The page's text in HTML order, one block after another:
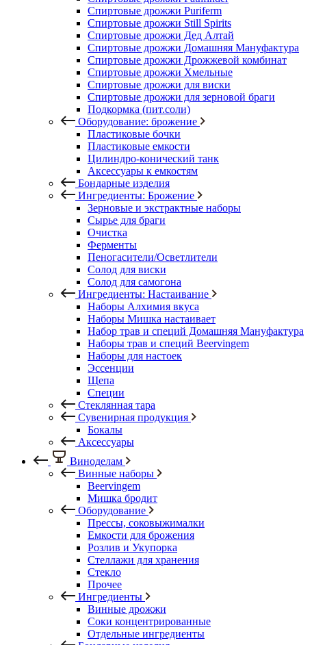
Спиртовые дрожжи Puriferm
Спиртовые дрожжи Still Spirits
Спиртовые дрожжи Дед Алтай
Спиртовые дрожжи Домашняя Мануфактура
Спиртовые дрожжи Дрожжевой комбинат
Спиртовые дрожжи Хмельные
Спиртовые дрожжи для виски
Спиртовые дрожжи для зерновой браги
Подкормка (пит.соли)
Оборудование: брожение
Пластиковые бочки
Пластиковые емкости
Цилиндро-конический танк
Аксессуары к емкостям
Бондарные изделия
Ингредиенты: Брожение
Зерновые и экстрактные наборы
Сырье для браги
Очистка
Ферменты
Пеногасители/Осветлители
Солод для виски
Солод для самогона
Ингредиенты: Настаивание
Наборы Алхимия вкуса
Наборы Мишка настаивает
Набор трав и специй Домашняя Мануфактура
Наборы трав и специй Beervingem
Наборы для настоек
Эссенции
Щепа
Специи
Стеклянная тара
Сувенирная продукция
Бокалы
Аксессуары
Виноделам
Винные наборы
Beervingem
Мишка бродит
Оборудование
Прессы, соковыжималки
Емкости для брожения
Розлив и Укупорка
Стеллажи для хранения
Стекло
Прочее
Ингредиенты
Винные дрожжи
Соки концентрированные
Отдельные ингредиенты